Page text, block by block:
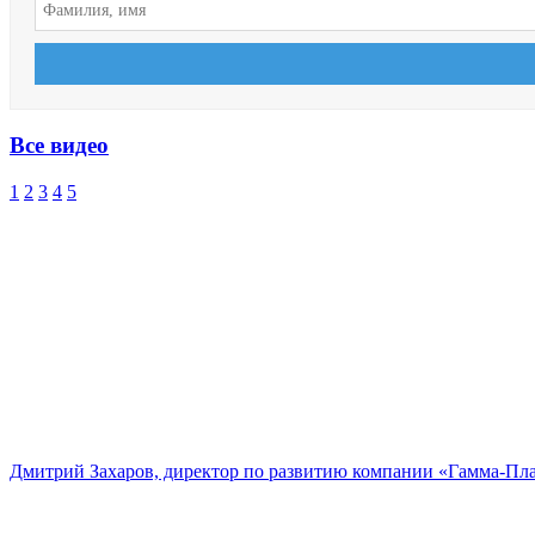
Все видео
1 2 3 4 5
Дмитрий Захаров, директор по развитию компании «Гамма-